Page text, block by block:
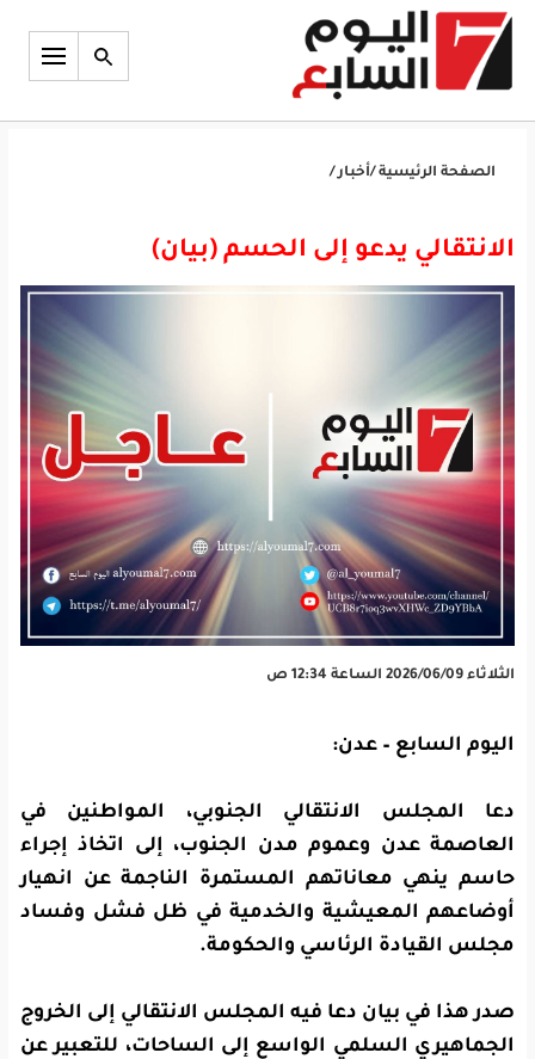
الصفحة الرئيسية /أخبار /
الانتقالي يدعو إلى الحسم (بيان)
الثلاثاء 2026/06/09 الساعة 12:34 ص
اليوم السابع – عدن:
دعا المجلس الانتقالي الجنوبي، المواطنين في
العاصمة عدن وعموم مدن الجنوب، إلى اتخاذ إجراء
حاسم ينهي معاناتهم المستمرة الناجمة عن انهيار
أوضاعهم المعيشية والخدمية في ظل فشل وفساد
مجلس القيادة الرئاسي والحكومة.
صدر هذا في بيان دعا فيه المجلس الانتقالي إلى الخروج
الجماهيري السلمي الواسع إلى الساحات، للتعبير عن